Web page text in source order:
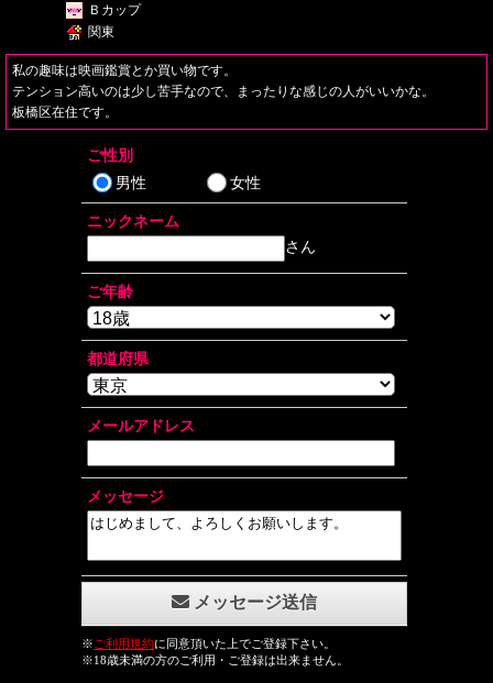
Ｂカップ
関東
私の趣味は映画鑑賞とか買い物です。
テンション高いのは少し苦手なので、まったりな感じの人がいいかな。
板橋区在住です。